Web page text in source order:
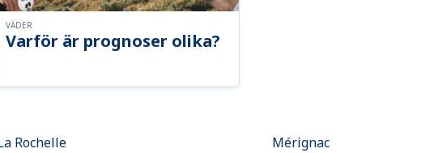
Varför är prognoser olika?
VÄDER
Rochelle Mérignac